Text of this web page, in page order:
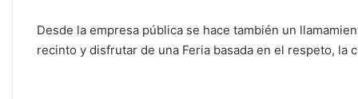
Desde la empresa pública se hace también un
recinto y disfrutar de una Feria basada en el respeto, la